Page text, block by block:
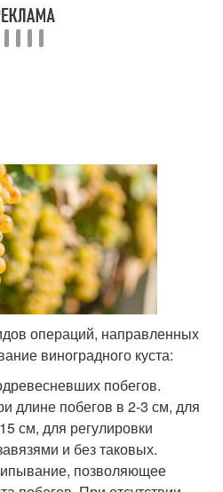
операций, направленных
виноградного куста:
побегов.
длине побегов в 2-3 см, для
см, для регулировки
и без таковых.
позволяющее